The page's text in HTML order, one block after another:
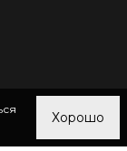
Хорошо